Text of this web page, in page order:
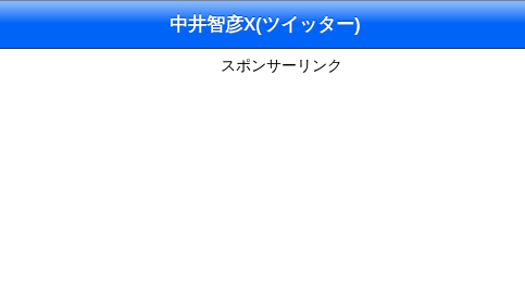
中井智彦X(ツイッター)
スポンサーリンク